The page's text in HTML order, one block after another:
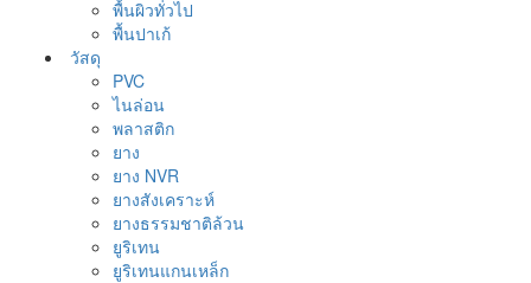
พื้นผิวทั่วไป
พื้นปาเก้
วัสดุ
PVC
ไนล่อน
พลาสติก
ยาง
ยาง NVR
ยางสังเคราะห์
ยางธรรมชาติล้วน
ยูริเทน
ยูริเทนแกนเหล็ก